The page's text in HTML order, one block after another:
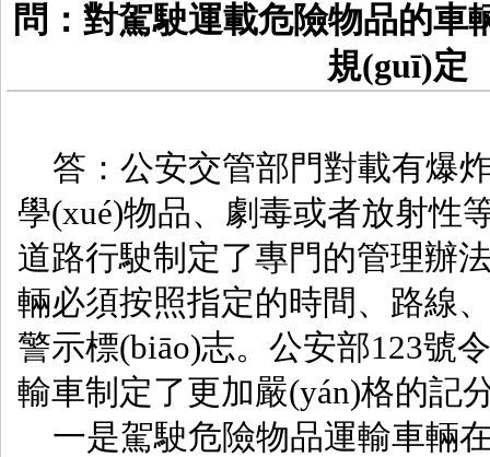
問：對駕駛運載危險物品的車
規(guī)定
答：公安交管部門對載有爆
學(xué)物品、劇毒或者放射
道路行駛制定了專門的管理辦
輛必須按照指定的時間、路線
警示標(biāo)志。公安部123號
輸車制定了更加嚴(yán)格的記
一是駕駛危險物品運輸車輛在